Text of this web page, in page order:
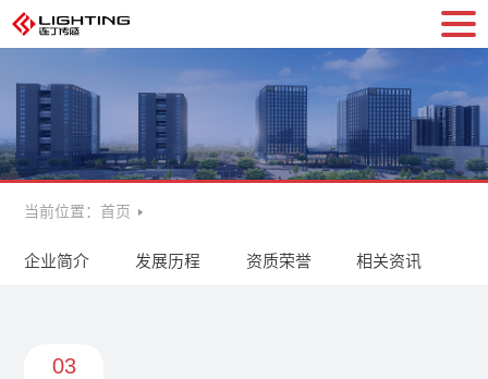
企业简介 发展历程 资质荣誉 相关资讯
当前位置： 首页
03